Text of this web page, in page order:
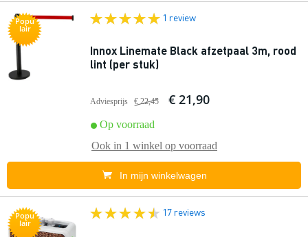
Popu
lair
1 review
Innox Linemate Black afzetpaal 3m, rood
lint (per stuk)
Adviesprijs € 22,45 € 21,90
Op voorraad
Ook in 1 winkel op voorraad
In mijn winkelwagen
Popu
lair
17 reviews